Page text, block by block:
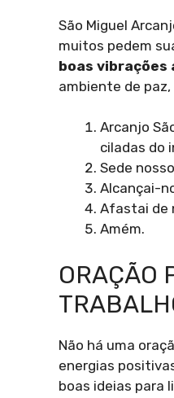
São Miguel
muitos pedem
boas vibrações
ambiente de
Arcanjo
ciladas do
Sede
Alcançai-
Afastai de
Amém.
ORAÇÃO
Não há uma
energias
boas ideias para